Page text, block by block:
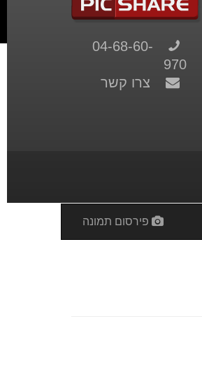
04-68-60-
970
צרו קשר
פירסום תמונה